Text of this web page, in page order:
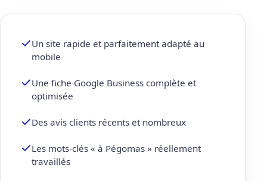
Un site rapide et parfaitement adapté au
mobile
Une fiche Google Business complète et
optimisée
Des avis clients récents et nombreux
Les mots-clés « à Pégomas » réellement
travaillés